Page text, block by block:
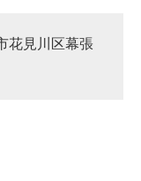
花見川区幕張